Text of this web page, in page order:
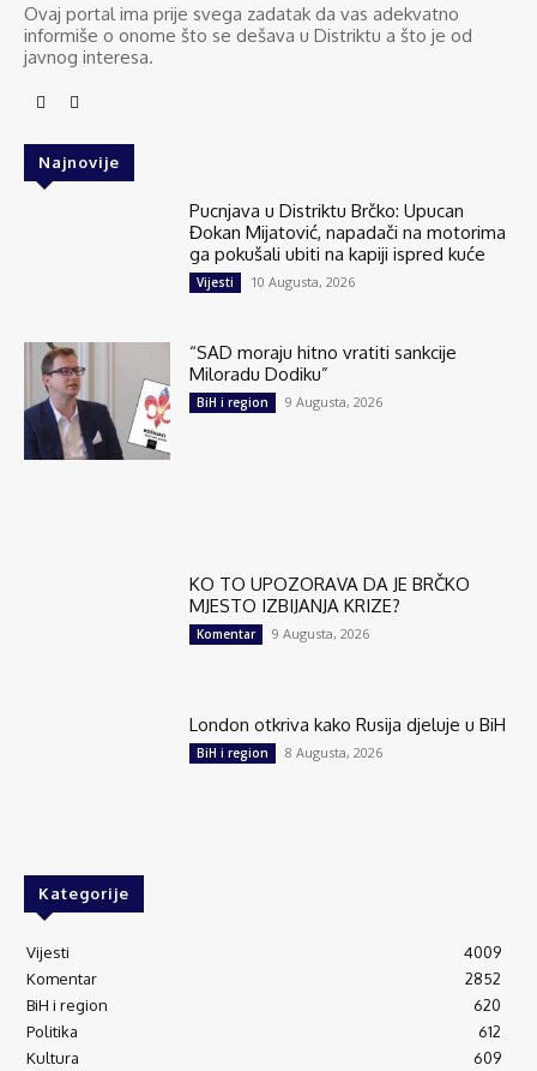
Ovaj portal ima prije svega zadatak da vas adekvatno
informiše o onome što se dešava u Distriktu a što je od
javnog interesa.
Najnovije
Pucnjava u Distriktu Brčko: Upucan
Đokan Mijatović, napadači na motorima
ga pokušali ubiti na kapiji ispred kuće
Vijesti 10 Augusta, 2026
“SAD moraju hitno vratiti sankcije
Miloradu Dodiku”
BiH i region 9 Augusta, 2026
KO TO UPOZORAVA DA JE BRČKO
MJESTO IZBIJANJA KRIZE?
Komentar 9 Augusta, 2026
London otkriva kako Rusija djeluje u BiH
BiH i region 8 Augusta, 2026
Kategorije
Vijesti
4009
Komentar
2852
BiH i region
620
Politika
612
Kultura
609